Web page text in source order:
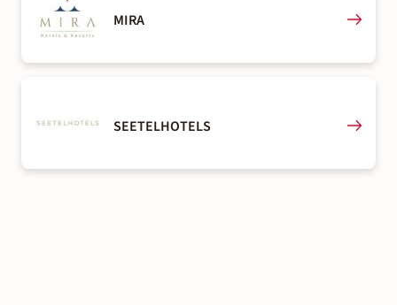
MIRA
SEETELHOTELS